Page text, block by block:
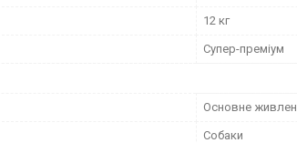
12 кг
Супер-преміум
Основне
Собаки